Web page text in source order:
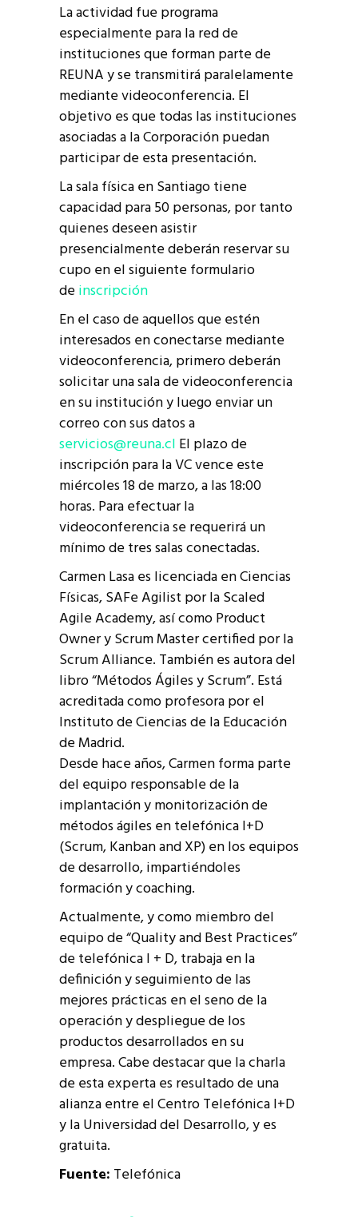
La actividad fue programa
especialmente para la red de
instituciones que forman parte de
REUNA y se transmitirá paralelamente
mediante videoconferencia. El
objetivo es que todas las instituciones
asociadas a la Corporación puedan
participar de esta presentación.
La sala física en Santiago tiene
capacidad para 50 personas, por tanto
quienes deseen asistir
presencialmente deberán reservar su
cupo en el siguiente formulario
deinscripción
En el caso de aquellos que estén
interesados en conectarse mediante
videoconferencia, primero deberán
solicitar una sala de videoconferencia
en su institución y luego enviar un
correo con sus datos a
servicios@reuna.cl El plazo de
inscripción para la VC vence este
miércoles 18 de marzo, a las 18:00
horas. Para efectuar la
videoconferencia se requerirá un
mínimo de tres salas conectadas.
Carmen Lasa es licenciada en Ciencias
Físicas, SAFe Agilist por la Scaled
Agile Academy, así como Product
Owner y Scrum Master certified por la
Scrum Alliance. También es autora del
libro “Métodos Ágiles y Scrum”. Está
acreditada como profesora por el
Instituto de Ciencias de la Educación
de Madrid.
Desde hace años, Carmen forma parte
del equipo responsable de la
implantación y monitorización de
métodos ágiles en telefónica I+D
(Scrum, Kanban and XP) en los equipos
de desarrollo, impartiéndoles
formación y coaching.
Actualmente, y como miembro del
equipo de “Quality and Best Practices”
de telefónica I + D, trabaja en la
definición y seguimiento de las
mejores prácticas en el seno de la
operación y despliegue de los
productos desarrollados en su
empresa. Cabe destacar que la charla
de esta experta es resultado de una
alianza entre el Centro Telefónica I+D
y la Universidad del Desarrollo, y es
gratuita.
Fuente: Telefónica